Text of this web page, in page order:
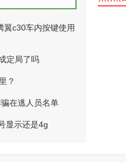
c30车内按键使用
定局了吗
？
在逃人员名单
显示还是4g